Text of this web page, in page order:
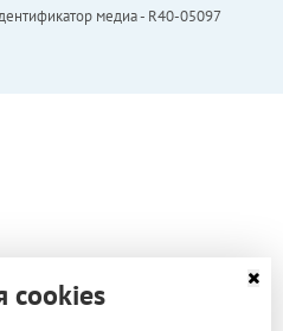
медиа - R40-05097
cookies